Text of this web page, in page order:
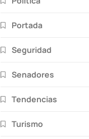
Portada
Seguridad
Senadores
Tendencias
Turismo